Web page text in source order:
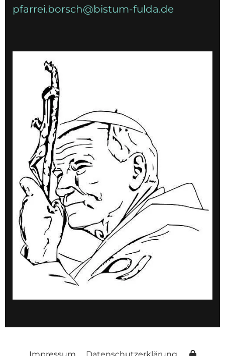
pfarrei.borsch@bistum-fulda.de
Impressum Datenschutzerklärung